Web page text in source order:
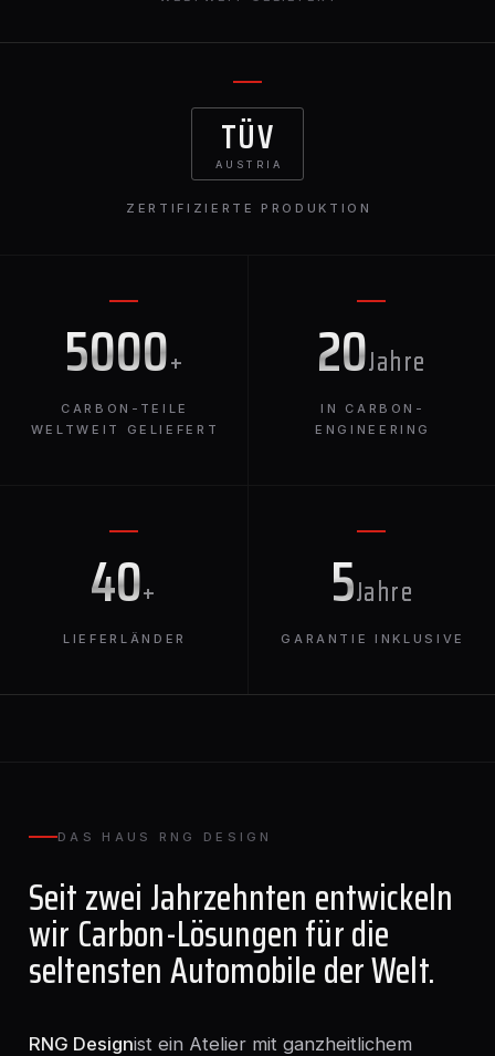
und sich von jedem anderen X5M auf der Straße abhebt.
5000+
CARBON-TEILE
WELTWEIT GELIEFERT
20Jahre
IN CARBON-
ENGINEERING
TÜV
AUSTRIA
ZERTIFIZIERTE PRODUKTION
40+
LIEFERLÄNDER
5Jahre
GARANTIE INKLUSIVE
DAS HAUS RNG DESIGN
Seit zwei Jahrzehnten entwickeln
wir Carbon-Lösungen für die
seltensten Automobile der Welt.
RNG Designist ein Atelier mit ganzheitlichem